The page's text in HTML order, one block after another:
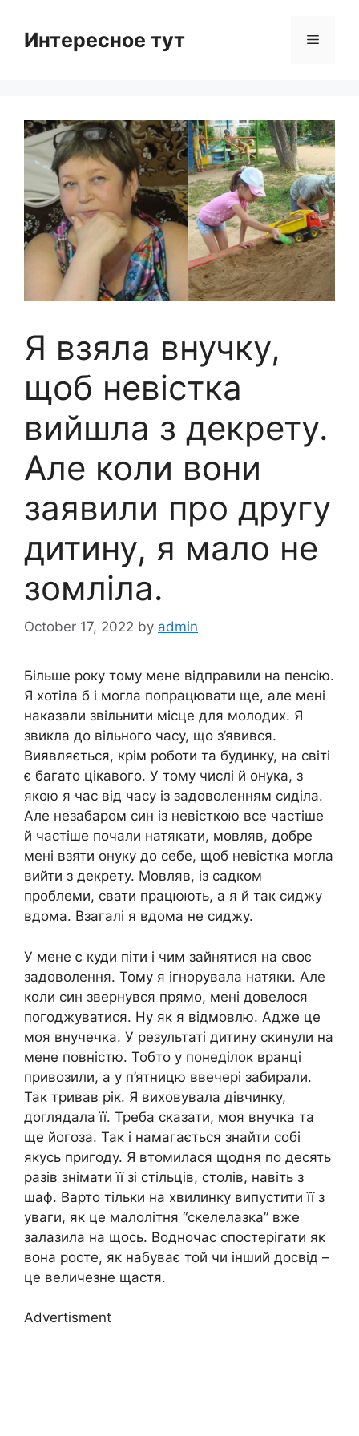
contentИнтересное тут Menu
Я взяла внучку,
щоб невістка
вийшла з декрету.
Але коли вони
заявили про другу
дитину, я мало не
зомліла.
October 17, 2022 by admin
Більше року тому мене відправили на пенсію.
Я хотіла б і могла попрацювати ще, але мені
наказали звільнити місце для молодих. Я
звикла до вільного часу, що з’явився.
Виявляється, крім роботи та будинку, на світі
є багато цікавого. У тому числі й онука, з
якою я час від часу із задоволенням сиділа.
Але незабаром син із невісткою все частіше
й частіше почали натякати, мовляв, добре
мені взяти онуку до себе, щоб невістка могла
вийти з декрету. Мовляв, із садком
проблеми, свати працюють, а я й так сиджу
вдома. Взагалі я вдома не сиджу.
У мене є куди піти і чим зайнятися на своє
задоволення. Тому я ігнорувала натяки. Але
коли син звернувся прямо, мені довелося
погоджуватися. Ну як я відмовлю. Адже це
моя внучечка. У результаті дитину скинули на
мене повністю. Тобто у понеділок вранці
привозили, а у п’ятницю ввечері забирали.
Так тривав рік. Я виховувала дівчинку,
доглядала її. Треба сказати, моя внучка та
ще йогоза. Так і намагається знайти собі
якусь пригоду. Я втомилася щодня по десять
разів знімати її зі стільців, столів, навіть з
шаф. Варто тільки на хвилинку випустити її з
уваги, як це малолітня “скелелазка” вже
залазила на щось. Водночас спостерігати як
вона росте, як набуває той чи інший досвід –
це величезне щастя.
Advertisment